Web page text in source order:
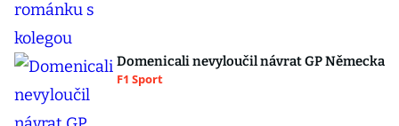
Domenicali nevyloučil návrat GP Německa
F1 Sport